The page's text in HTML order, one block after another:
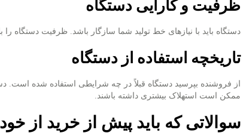
ظرفیت و کارایی دستگاه
دستگاه باید با نیازهای خط تولید شما سازگار باشد. ظرفیت دستگاه را
تاریخچه استفاده از دستگاه
از فروشنده بپرسید دستگاه قبلاً در چه شرایطی استفاده شده است.
ممکن است استهلاک بیشتری داشته باشند.
سوالاتی که باید پیش از خرید از